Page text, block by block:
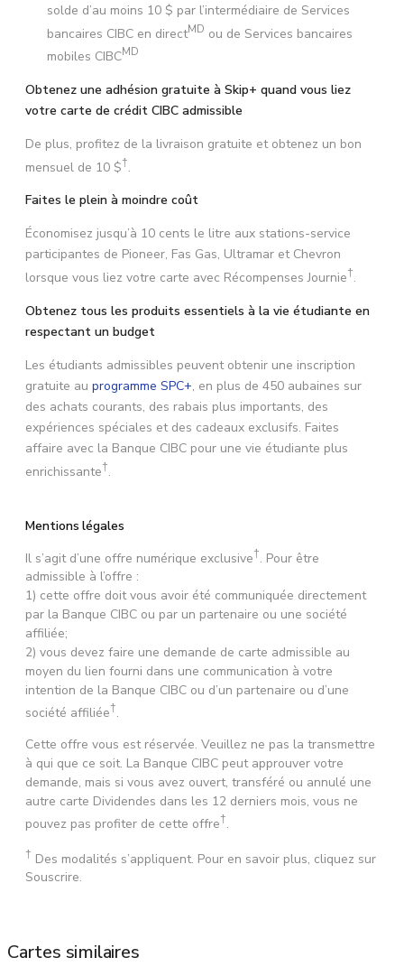
solde d’au moins 10 $ par l’intermédiaire de Services
bancaires CIBC en directMD ou de Services bancaires
mobiles CIBCMD
Obtenez une adhésion gratuite à Skip+ quand vous liez
votre carte de crédit CIBC admissible
De plus, profitez de la livraison gratuite et obtenez un bon
mensuel de 10 $†.
Faites le plein à moindre coût
Économisez jusqu’à 10 cents le litre aux stations-service
participantes de Pioneer, Fas Gas, Ultramar et Chevron
lorsque vous liez votre carte avec Récompenses Journie†.
Obtenez tous les produits essentiels à la vie étudiante en
respectant un budget
Les étudiants admissibles peuvent obtenir une inscription
gratuite au programme SPC+, en plus de 450 aubaines sur
des achats courants, des rabais plus importants, des
expériences spéciales et des cadeaux exclusifs. Faites
affaire avec la Banque CIBC pour une vie étudiante plus
enrichissante†.
Mentions légales
Il s’agit d’une offre numérique exclusive†. Pour être
admissible à l’offre :
1) cette offre doit vous avoir été communiquée directement
par la Banque CIBC ou par un partenaire ou une société
affiliée;
2) vous devez faire une demande de carte admissible au
moyen du lien fourni dans une communication à votre
intention de la Banque CIBC ou d’un partenaire ou d’une
société affiliée†.
Cette offre vous est réservée. Veuillez ne pas la transmettre
à qui que ce soit. La Banque CIBC peut approuver votre
demande, mais si vous avez ouvert, transféré ou annulé une
autre carte Dividendes dans les 12 derniers mois, vous ne
pouvez pas profiter de cette offre†.
† Des modalités s’appliquent. Pour en savoir plus, cliquez sur
Souscrire.
Cartes similaires